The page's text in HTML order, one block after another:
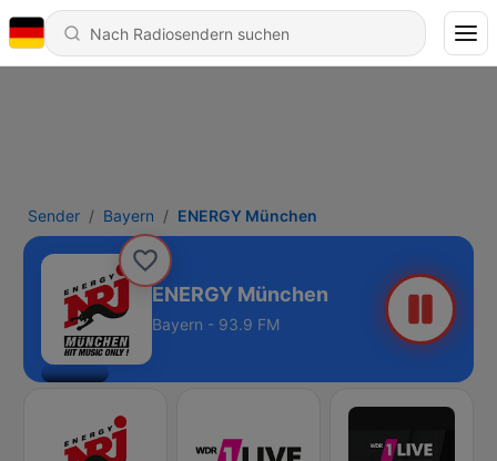
Sender Bayern ENERGY München
ENERGY München
Bayern - 93.9 FM